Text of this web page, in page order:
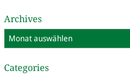
Archives
Archives
Categories